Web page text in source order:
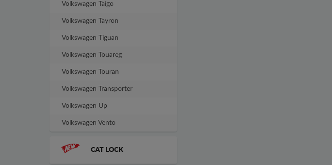
Volkswagen Taigo
Volkswagen Tayron
Volkswagen Tiguan
Volkswagen Touareg
Volkswagen Touran
Volkswagen Transporter
Volkswagen Up
Volkswagen Vento
CAT LOCK